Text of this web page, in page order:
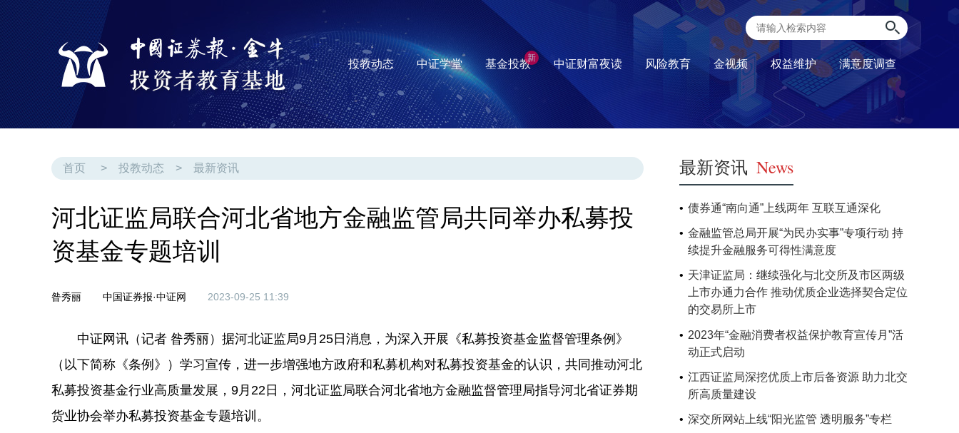
投教动态 中证学堂 基金投教新 中证财富夜读 风险教育 金视频 权益维护 满意度调查
首页 > 投教动态 > 最新资讯
河北证监局联合河北省地方金融监管局共同举办私募投
资基金专题培训
昝秀丽 中国证券报·中证网 2023-09-25 11:39
中证网讯（记者 昝秀丽）据河北证监局9月25日消息，为深入开展《私募投资基金监督管理条例》
（以下简称《条例》）学习宣传，进一步增强地方政府和私募机构对私募投资基金的认识，共同推动河北
私募投资基金行业高质量发展，9月22日，河北证监局联合河北省地方金融监督管理局指导河北省证券期
货业协会举办私募投资基金专题培训。
最新资讯 News
债券通“南向通”上线两年 互联互通深化
金融监管总局开展“为民办实事”专项行动 持
续提升金融服务可得性满意度
天津证监局：继续强化与北交所及市区两级
上市办通力合作 推动优质企业选择契合定位
的交易所上市
2023年“金融消费者权益保护教育宣传月”活
动正式启动
江西证监局深挖优质上市后备资源 助力北交
所高质量建设
深交所网站上线“阳光监管 透明服务”专栏